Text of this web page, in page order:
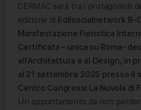
CERMAC sarà tra i protagonisti
edizione di Edilsocialnetwork B-
Manifestazione Fieristica
Certificata – unica su Roma-
all’Architettura e al Design, in
al 21 settembre 2025 presso il
Centro Congressi La Nuvola di
Un appuntamento da non